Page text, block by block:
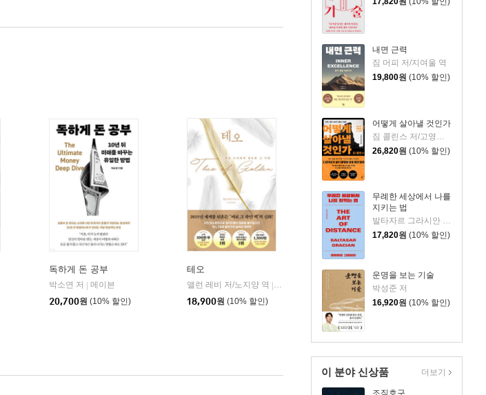
내면 근력
짐 머피 저/지여울 역
19,800원 (10% 할인)
어떻게 살아낼 것인가
26,820원 (10% 할인)
무례한 세상에서 나를
지키는 법
발타자르 그라시안 저/하와이 대저택 편저
17,820원 (10% 할인)
운명을 보는 기술
박성준 저
16,920원 (10% 할인)
이 분야 신상품
조직호구
더보기
현대지성
독하게 돈 공부
박소연 저
메이븐
20,700원 (10% 할인)
테오
앨런 레비 저/노지양 역
오팬하우스
18,900원 (10% 할인)